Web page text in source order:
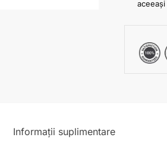
aceeași
Informații suplimentare